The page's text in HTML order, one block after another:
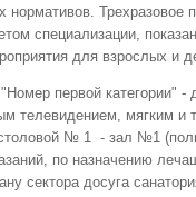
нормативов.
специализации,
для взрослых и
первой
телевидением, мягким
№ 1 - зал №1
по назначению
сектора досуга